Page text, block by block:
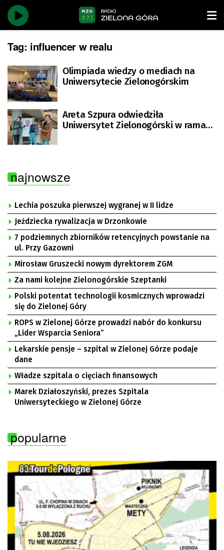
Tag: influencer w realu
Olimpiada wiedzy o mediach na
Uniwersytecie Zielonogórskim
Areta Szpura odwiedziła
Uniwersytet Zielonogórski w ramach
najnowsze
Lechia poszuka pierwszej wygranej w II lidze
Jeździecka rywalizacja w Drzonkowie
7 podziemnych zbiorników retencyjnych powstanie na
ul. Przy Gazowni
Mirosław Gruszecki nowym dyrektorem ZGM
Za nami kolejne Zielonogórskie Szeptanki
Polski potentat technologii kosmicznych wprowadzi
się do Zielonej Góry
ROPS w Zielonej Górze prowadzi nabór do konkursu
„Lider Wsparcia Seniora”
Lekarskie pensje – szpital w Zielonej Górze podaje
dane
Władze szpitala o cięciach finansowych
Marek Działoszyński, prezes Szpitala
Uniwersyteckiego w Zielonej Górze
popularne